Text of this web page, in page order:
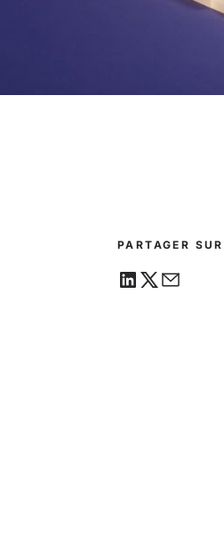
PARTAGER SUR